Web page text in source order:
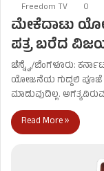
Freedom TV 0
ಮೇಕೆದಾಟು
ಪತ್ರ ಬರೆದ
ಚೆನ್ನೈ/ಬೆಂಗಳೂರು:
ಯೋಜನೆಯ ಗುದ್ದಲಿ ಪೂಜೆ
ಮಾಡುವುದಿಲ್ಲ.
Read More »